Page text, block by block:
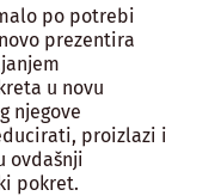
po potrebi
prezentira
u novu
njegove
proizlazi i
ovdašnji
pokret.